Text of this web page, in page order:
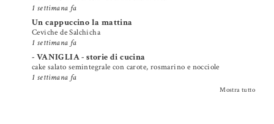
1 settimana fa
Un cappuccino la mattina
Ceviche de Salchicha
1 settimana fa
- VANIGLIA - storie di cucina
cake salato semintegrale con carote, rosmarino e nocciole
1 settimana fa
Mostra tutto